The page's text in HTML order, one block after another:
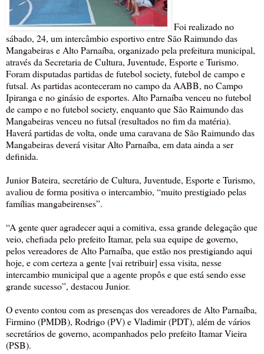
Foi realizado no
sábado, 24, um intercâmbio esportivo entre São Raimundo das
Mangabeiras e Alto Parnaíba, organizado pela prefeitura municipal,
através da Secretaria de Cultura, Juventude, Esporte e Turismo.
Foram disputadas partidas de futebol society, futebol de campo e
futsal. As partidas aconteceram no campo da AABB, no Campo
Ipiranga e no ginásio de esportes. Alto Parnaíba venceu no futebol
de campo e no futebol society, enquanto que São Raimundo das
Mangabeiras venceu no futsal (resultados no fim da matéria).
Haverá partidas de volta, onde uma caravana de São Raimundo das
Mangabeiras deverá visitar Alto Parnaíba, em data ainda a ser
definida.
Junior Bateira, secretário de Cultura, Juventude, Esporte e Turismo,
avaliou de forma positiva o intercambio, “muito prestigiado pelas
famílias mangabeirenses”.
“A gente quer agradecer aqui a comitiva, essa grande delegação que
veio, chefiada pelo prefeito Itamar, pela sua equipe de governo,
pelos vereadores de Alto Parnaíba, que estão nos prestigiando aqui
hoje, e com certeza a gente [vai retribuir] essa visita, nesse
intercambio municipal que a agente propôs e que está sendo esse
grande sucesso”, destacou Junior.
O evento contou com as presenças dos vereadores de Alto Parnaíba,
Firmino (PMDB), Rodrigo (PV) e Vladimir (PDT), além de vários
secretários de governo, acompanhados pelo prefeito Itamar Vieira
(PSB).